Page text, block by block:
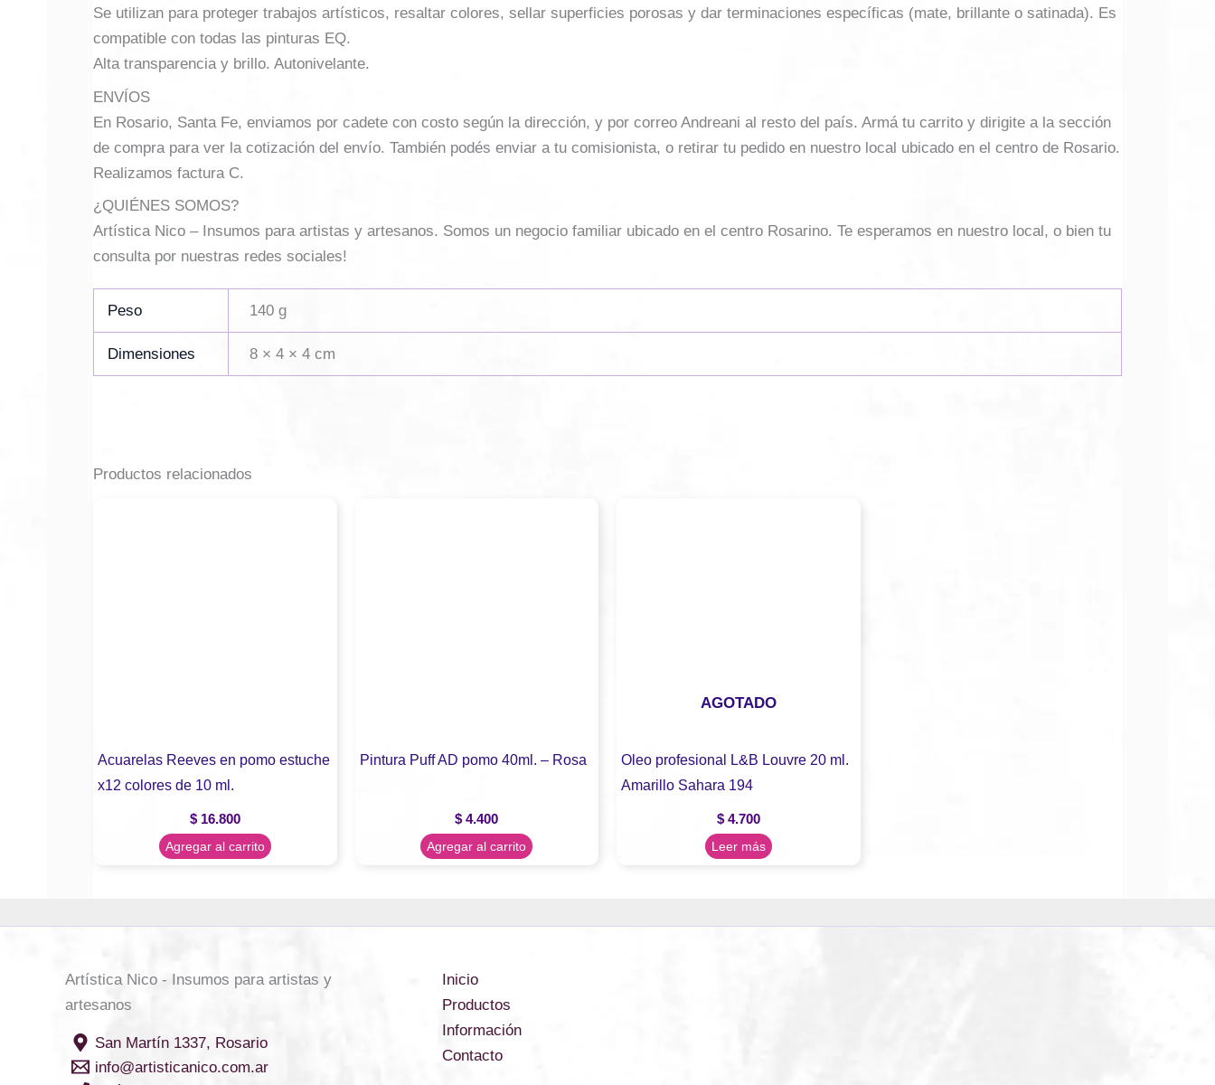
Se utilizan para proteger trabajos artísticos, resaltar colores, sellar superficies porosas y dar terminaciones específicas (mate, brillante o satinada). Es
compatible con todas las pinturas EQ.
Alta transparencia y brillo. Autonivelante.
ENVÍOS
En Rosario, Santa Fe, enviamos por cadete con costo según la dirección, y por correo Andreani al resto del país. Armá tu carrito y dirigite a la sección
de compra para ver la cotización del envío. También podés enviar a tu comisionista, o retirar tu pedido en nuestro local ubicado en el centro de Rosario.
Realizamos factura C.
¿QUIÉNES SOMOS?
Artística Nico – Insumos para artistas y artesanos. Somos un negocio familiar ubicado en el centro Rosarino. Te esperamos en nuestro local, o bien tu
consulta por nuestras redes sociales!
Peso 140 g
Dimensiones 8 × 4 × 4 cm
Productos relacionados
Acuarelas Reeves en pomo estuche
x12 colores de 10 ml.
$16.800
Agregar al carrito
Pintura Puff AD pomo 40ml. – Rosa
$ 4.400
Agregar al carrito
AGOTADO
Oleo profesional L&B Louvre 20 ml.
Amarillo Sahara 194
$4.700
Leer más
Artística Nico - Insumos para artistas y
artesanos
San Martín 1337, Rosario
info@artisticanico.com.ar
Inicio
Productos
Información
Contacto